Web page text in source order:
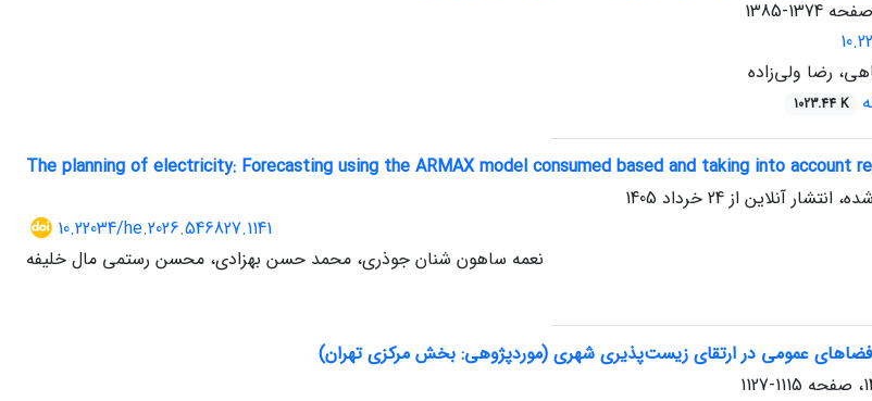
1374-1385
رضا ولی‌زاده
1023.44 K
The planning of electricity: Forecasting using the ARMAX model consumed based and taking into account
انتشار آنلاین از 24 خرداد 1405
10.22034/he.2026.546827.1141
نعمه ساهون شنان جوذری، محمد حسن بهزادی، محسن رستمی مال خلیفه
عمومی در ارتقای زیست‌پذیری شهری (موردپژوهی: بخش مرکزی تهران)
1115-1127